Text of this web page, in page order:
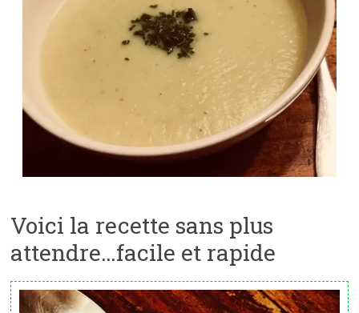
Voici la recette sans plus
attendre…facile et rapide